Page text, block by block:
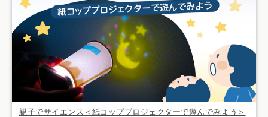
親子でサイエンス＜紙コッププロジェクターで遊んでみよう＞